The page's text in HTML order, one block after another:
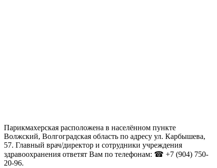
Парикмахерская расположена в населённом пункте
Волжский, Волгоградская область по адресу ул. Карбышева,
57. Главный врач/директор и сотрудники учреждения
здравоохранения ответят Вам по телефонам: ☎ +7 (904) 750-
20-96.